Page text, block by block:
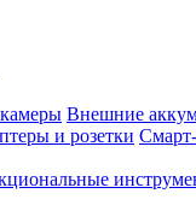
Внешние
и розетки